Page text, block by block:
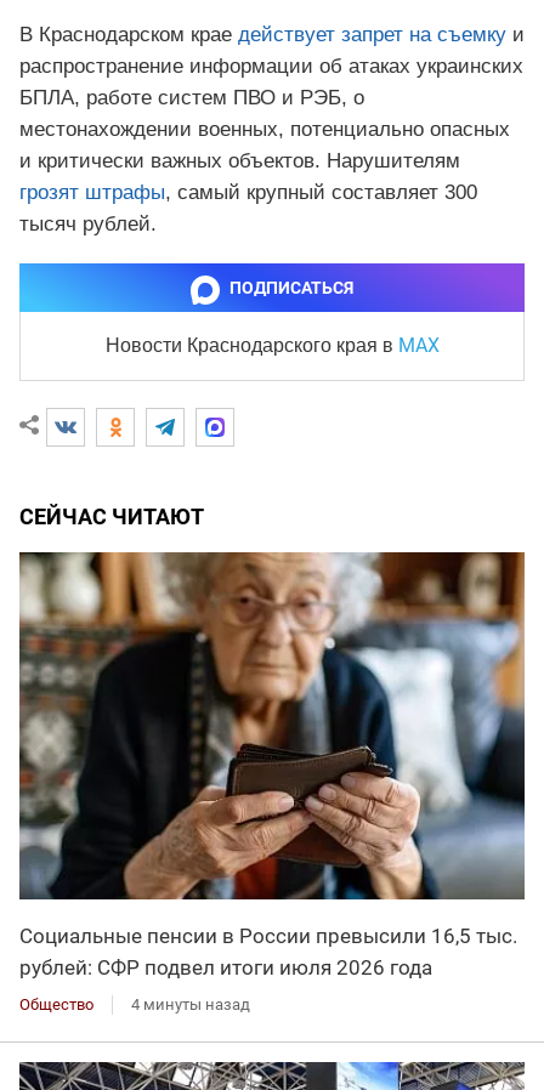
В Краснодарском крае действует запрет на съемку и
распространение информации об атаках украинских
БПЛА, работе систем ПВО и РЭБ, о
местонахождении военных, потенциально опасных
и критически важных объектов. Нарушителям
грозят штрафы, самый крупный составляет 300
тысяч рублей.
ПОДПИСАТЬСЯ
Новости Краснодарского края в MAX
СЕЙЧАС ЧИТАЮТ
Социальные пенсии в России превысили 16,5 тыс.
рублей: СФР подвел итоги июля 2026 года
Общество 4 минуты назад